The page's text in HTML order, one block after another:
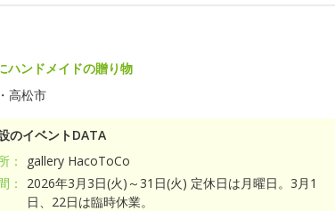
ハンドメイドの贈り物
高松市
のイベントDATA
：
gallery HacoToCo
：
2026年3月3日(火)～31日(火) 定休日は月曜日。3月1
日、22日は臨時休業。